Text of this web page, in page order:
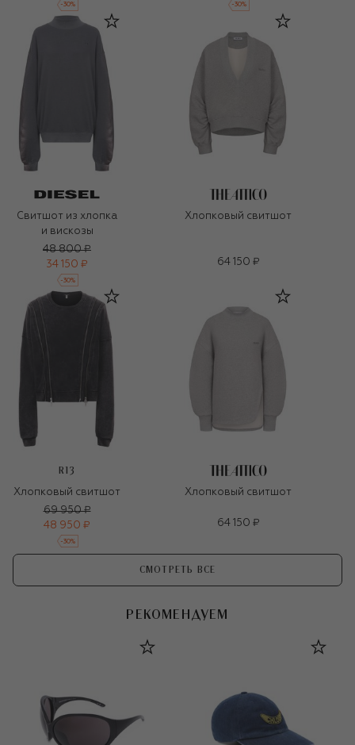
-30% -30%
Свитшот из хлопка
и вискозы
48 800 ₽
34 150 ₽
-30%
Хлопковый свитшот
64 150 ₽
R13
Хлопковый свитшот
69 950 ₽
48 950 ₽
-30%
Хлопковый свитшот
64 150 ₽
СМОТРЕТЬ ВСЕ
РЕКОМЕНДУЕМ